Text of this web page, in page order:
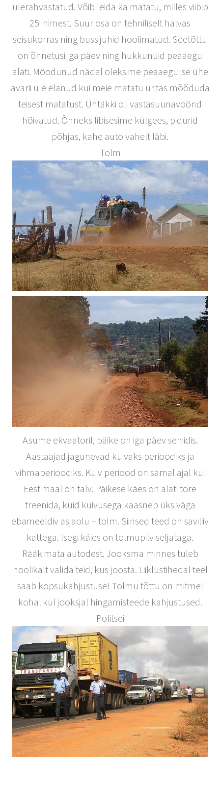
ülerahvastatud. Võib leida ka matatu, milles viibib
25 inimest. Suur osa on tehniliselt halvas
seisukorras ning bussijuhid hoolimatud. Seetõttu
on õnnetusi iga päev ning hukkunuid peaaegu
alati. Möödunud nädal oleksime peaaegu ise ühe
avarii üle elanud kui meie matatu üritas mõõduda
teisest matatust. Ühtäkki oli vastasuunavöönd
hõivatud. Õnneks libisesime külgees, pidurid
põhjas, kahe auto vahelt läbi.
Tolm
Asume ekvaatoril, päike on iga päev seniidis.
Aastaajad jagunevad kuivaks perioodiks ja
vihmaperioodiks. Kuiv periood on samal ajal kui
Eestimaal on talv. Päikese käes on alati tore
treenida, kuid kuivusega kaasneb üks väga
ebameeldiv asjaolu – tolm. Siinsed teed on saviliiv
kattega. Isegi käies on tolmupilv seljataga.
Rääkimata autodest. Jooksma minnes tuleb
hoolikalt valida teid, kus joosta. Liiklustihedal teel
saab kopsukahjustuse! Tolmu tõttu on mitmel
kohalikul jooksjal hingamisteede kahjustused.
Politsei